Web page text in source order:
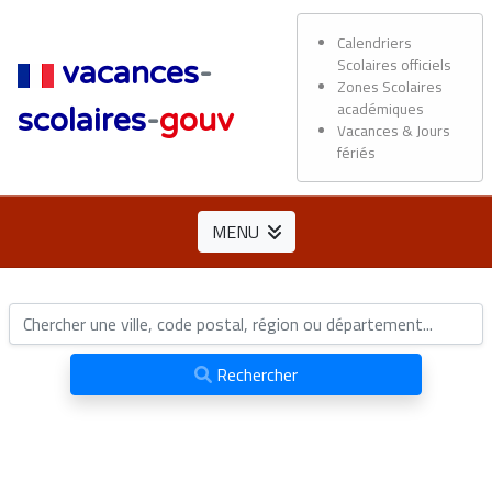
vacances-
scolaires-gouv
Calendriers
Scolaires officiels
Zones Scolaires
académiques
Vacances & Jours
fériés
MENU
Rechercher